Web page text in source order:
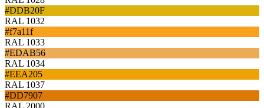
#DDB20F
RAL 1032
#f7a11f
RAL 1033
#EDAB56
RAL 1034
#EEA205
RAL 1037
#DD7907
RAL 2000